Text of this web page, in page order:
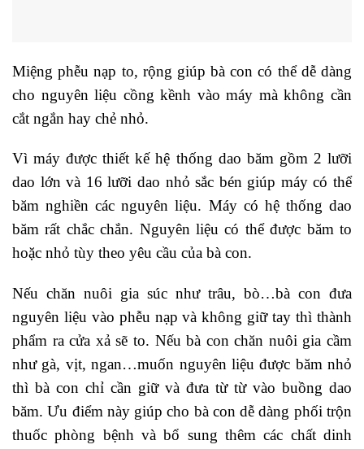
Miệng phễu nạp to, rộng giúp bà con có thể dễ dàng
cho nguyên liệu cồng kềnh vào máy mà không cần
cắt ngắn hay chẻ nhỏ.
Vì máy được thiết kế hệ thống dao băm gồm 2 lưỡi
dao lớn và 16 lưỡi dao nhỏ sắc bén giúp máy có thể
băm nghiền các nguyên liệu. Máy có hệ thống dao
băm rất chắc chắn. Nguyên liệu có thể được băm to
hoặc nhỏ tùy theo yêu cầu của bà con.
Nếu chăn nuôi gia súc như trâu, bò…bà con đưa
nguyên liệu vào phễu nạp và không giữ tay thì thành
phẩm ra cửa xả sẽ to. Nếu bà con chăn nuôi gia cầm
như gà, vịt, ngan…muốn nguyên liệu được băm nhỏ
thì bà con chỉ cần giữ và đưa từ từ vào buồng dao
băm. Ưu điểm này giúp cho bà con dễ dàng phối trộn
thuốc phòng bệnh và bổ sung thêm các chất dinh